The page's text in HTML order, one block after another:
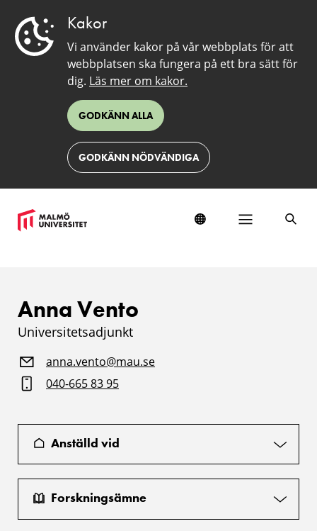
Kakor
Vi använder kakor på vår webbplats för att
webbplatsen ska fungera på ett bra sätt för
dig. Läs mer om kakor.
GODKÄNN ALLA
GODKÄNN NÖDVÄNDIGA
Anna Vento
Universitetsadjunkt
anna.vento@mau.se
040-665 83 95
Anställd vid
Forskningsämne